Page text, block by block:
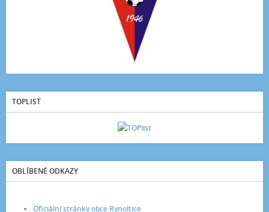
TOPLIST
OBLÍBENÉ ODKAZY
Oficiální stránky obce Rynoltice